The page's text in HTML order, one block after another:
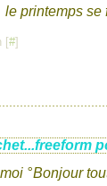
le printemps se
[#]
Bonjour